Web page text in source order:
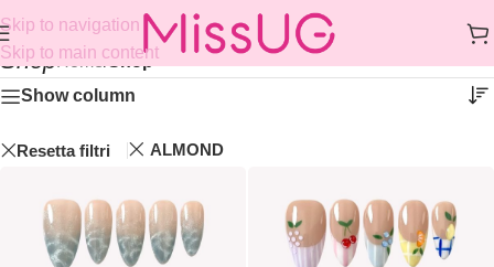
Skip to navigation
Skip to main content
ShopHome/Shop
Show column
Resetta filtri ALMOND